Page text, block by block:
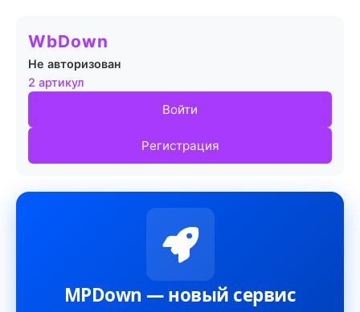
WbDown
Не авторизован
2 артикул
Войти
Регистрация
MPDown — новый сервис